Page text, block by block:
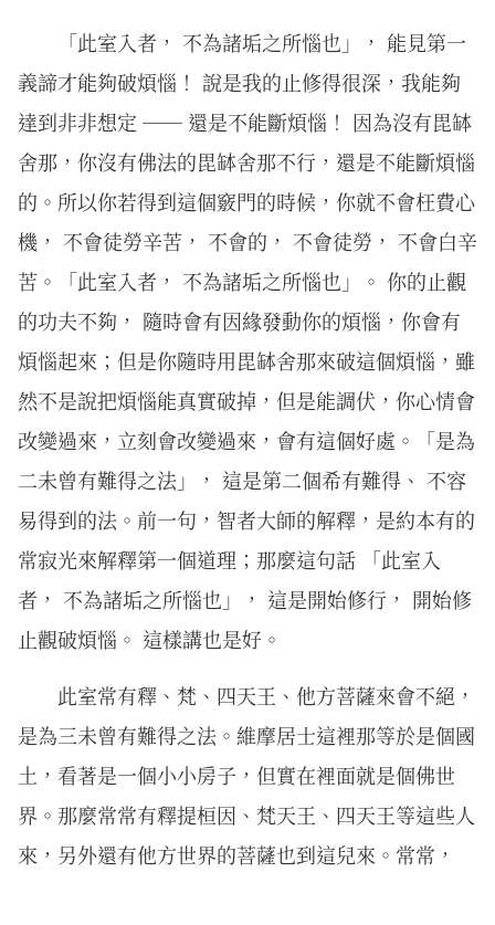
「此室入者， 不為諸垢之所惱也」， 能見第一
義諦才能夠破煩惱！ 說是我的止修得很深，我能夠
達到非非想定 ── 還是不能斷煩惱！ 因為沒有毘缽
舍那，你沒有佛法的毘缽舍那不行，還是不能斷煩惱
的。所以你若得到這個竅門的時候，你就不會枉費心
機， 不會徒勞辛苦， 不會的， 不會徒勞， 不會白辛
苦。「此室入者， 不為諸垢之所惱也」。 你的止觀
的功夫不夠， 隨時會有因緣發動你的煩惱，你會有
煩惱起來；但是你隨時用毘缽舍那來破這個煩惱，雖
然不是說把煩惱能真實破掉，但是能調伏，你心情會
改變過來，立刻會改變過來，會有這個好處。「是為
二未曾有難得之法」， 這是第二個希有難得、 不容
易得到的法。前一句，智者大師的解釋，是約本有的
常寂光來解釋第一個道理；那麼這句話 「此室入
者， 不為諸垢之所惱也」， 這是開始修行， 開始修
止觀破煩惱。 這樣講也是好。
此室常有釋、梵、四天王、他方菩薩來會不絕，
是為三未曾有難得之法。維摩居士這裡那等於是個國
土，看著是一個小小房子，但實在裡面就是個佛世
界。那麼常常有釋提桓因、梵天王、四天王等這些人
來，另外還有他方世界的菩薩也到這兒來。常常，